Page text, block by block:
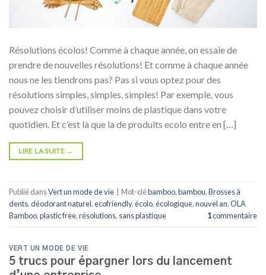
Résolutions écolos! Comme à chaque année, on essaie de
prendre de nouvelles résolutions! Et comme à chaque année
nous ne les tiendrons pas? Pas si vous optez pour des
résolutions simples, simples, simples! Par exemple, vous
pouvez choisir d’utiliser moins de plastique dans votre
quotidien. Et c’est là que la de produits ecolo entre en […]
LIRE LA SUITE →
Publié dansVert un mode de vie Mot-clébamboo,bambou,Brosses à
dents,déodorant naturel,ecofriendly,écolo,écologique,nouvel an,OLA
Bamboo,plastic free,résolutions, sans plastique 1commentaire
VERT UN MODE DE VIE
5 trucs pour épargner lors du lancement